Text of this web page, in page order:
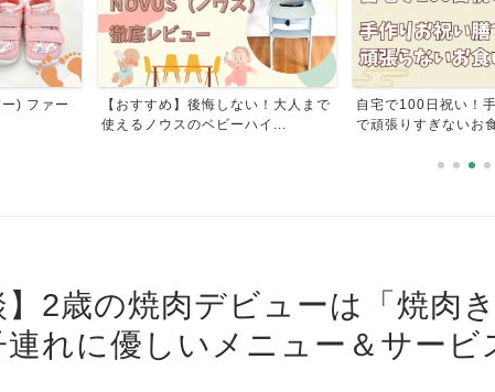
) ファー
【おすすめ】後悔しない！大人まで
使えるノウスのベビーハイ...
自宅で100日祝い！
で頑張りすぎないお
】2歳の焼肉デビューは「焼肉
連れに優しいメニュー＆サービ